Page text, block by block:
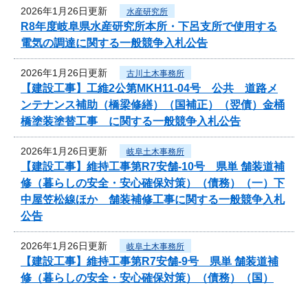
2026年1月26日更新 水産研究所
R8年度岐阜県水産研究所本所・下呂支所で使用する
電気の調達に関する一般競争入札公告
2026年1月26日更新 古川土木事務所
【建設工事】工維2公第MKH11-04号 公共 道路メ
ンテナンス補助（橋梁修繕）（国補正）（翌債）金桶
橋塗装塗替工事 に関する一般競争入札公告
2026年1月26日更新 岐阜土木事務所
【建設工事】維持工事第R7安舗-10号 県単 舗装道補
修（暮らしの安全・安心確保対策）（債務）（一）下
中屋笠松線ほか 舗装補修工事に関する一般競争入札
公告
2026年1月26日更新 岐阜土木事務所
【建設工事】維持工事第R7安舗-9号 県単 舗装道補
修（暮らしの安全・安心確保対策）（債務）（国）